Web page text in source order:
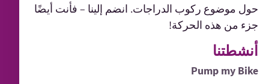
حول موضوع ركوب الدراجات. انضم إلينا – فأنت أيضًا
جزء من هذه الحركة!
أنشطتنا
Pump my Bike